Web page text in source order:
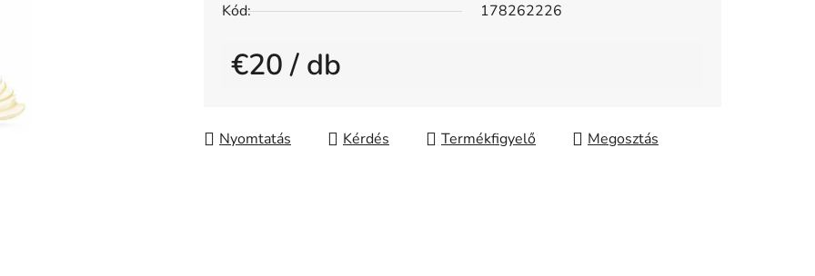
ből
csillag.
Kód:
178262226
€20/ db
Nyomtatás Kérdés Megosztás